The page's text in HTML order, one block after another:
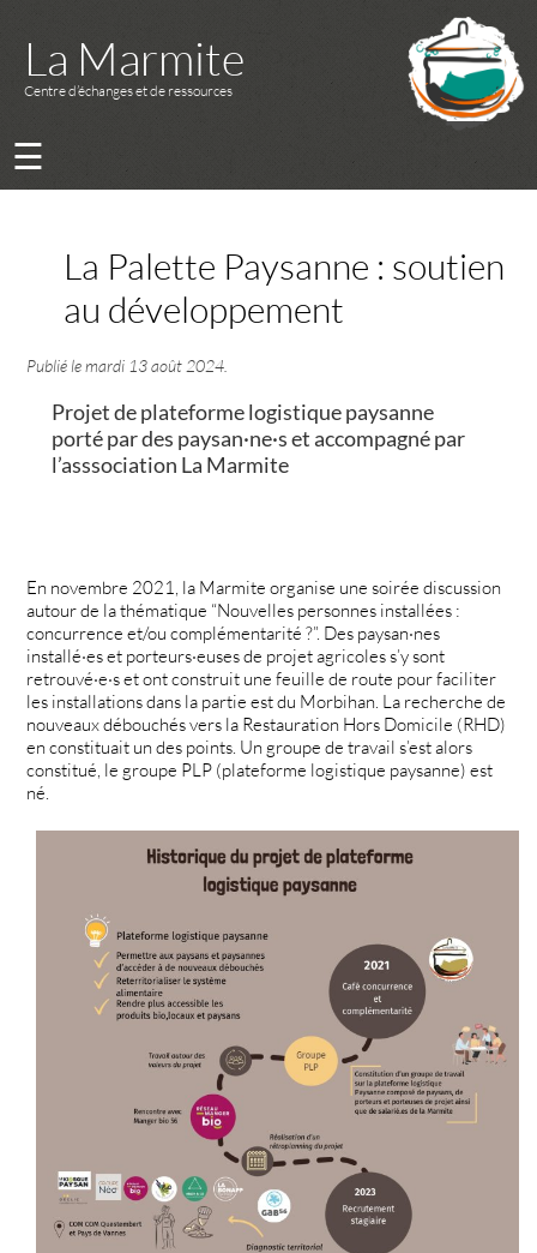
La Marmite
Centre d’échanges et de ressources
☰
La Palette Paysanne : soutien
au développement
Publié lemardi 13 août 2024
Projet de plateforme logistique paysanne
porté par des paysan·ne·s et accompagné par
l’asssociation La Marmite
En novembre 2021, la Marmite organise une soirée discussion
autour de la thématique “Nouvelles personnes installées :
concurrence et/ou complémentarité ?”. Des paysan·nes
installé·es et porteurs·euses de projet agricoles s’y sont
retrouvé·e·s et ont construit une feuille de route pour faciliter
les installations dans la partie est du Morbihan. La recherche de
nouveaux débouchés vers la Restauration Hors Domicile (RHD)
en constituait un des points. Un groupe de travail s’est alors
constitué, le groupe PLP (plateforme logistique paysanne) est
né.